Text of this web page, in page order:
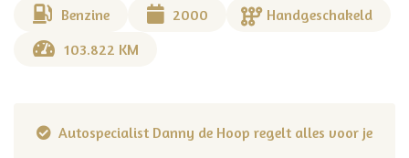
Benzine 2000
Handgeschakeld
103.822 KM
Autospecialist Danny de Hoop regelt alles voor je